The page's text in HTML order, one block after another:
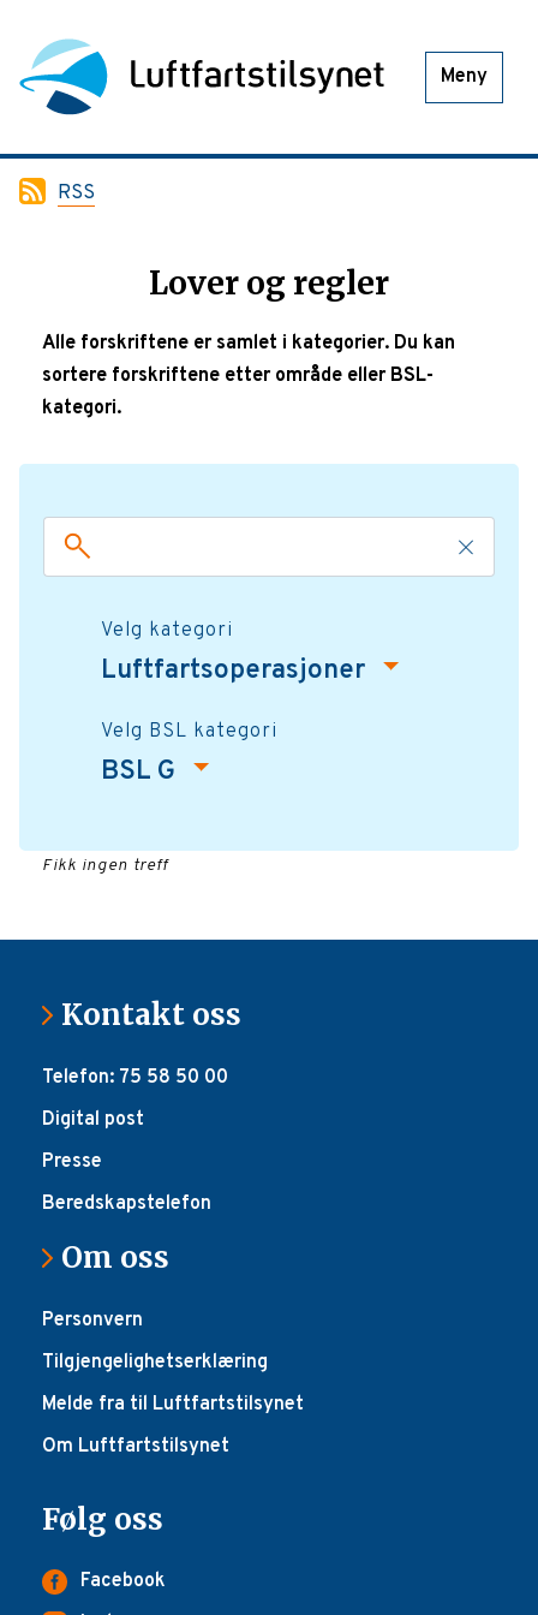
Meny
RSS
Lover og regler
Alle forskriftene er samlet i kategorier. Du kan
sortere forskriftene etter område eller BSL-
kategori.
Velg kategori
Luftfartsoperasjoner
Velg BSL kategori
BSL G
Fikk ingen treff
Kontakt oss
Telefon: 75 58 50 00
Digital post
Presse
Beredskapstelefon
Om oss
Personvern
Tilgjengelighetserklæring
Melde fra til Luftfartstilsynet
Om Luftfartstilsynet
Følg oss
Facebook